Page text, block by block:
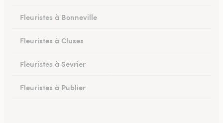
Fleuristes à Bonneville
Fleuristes à Cluses
Fleuristes à Sevrier
Fleuristes à Publier